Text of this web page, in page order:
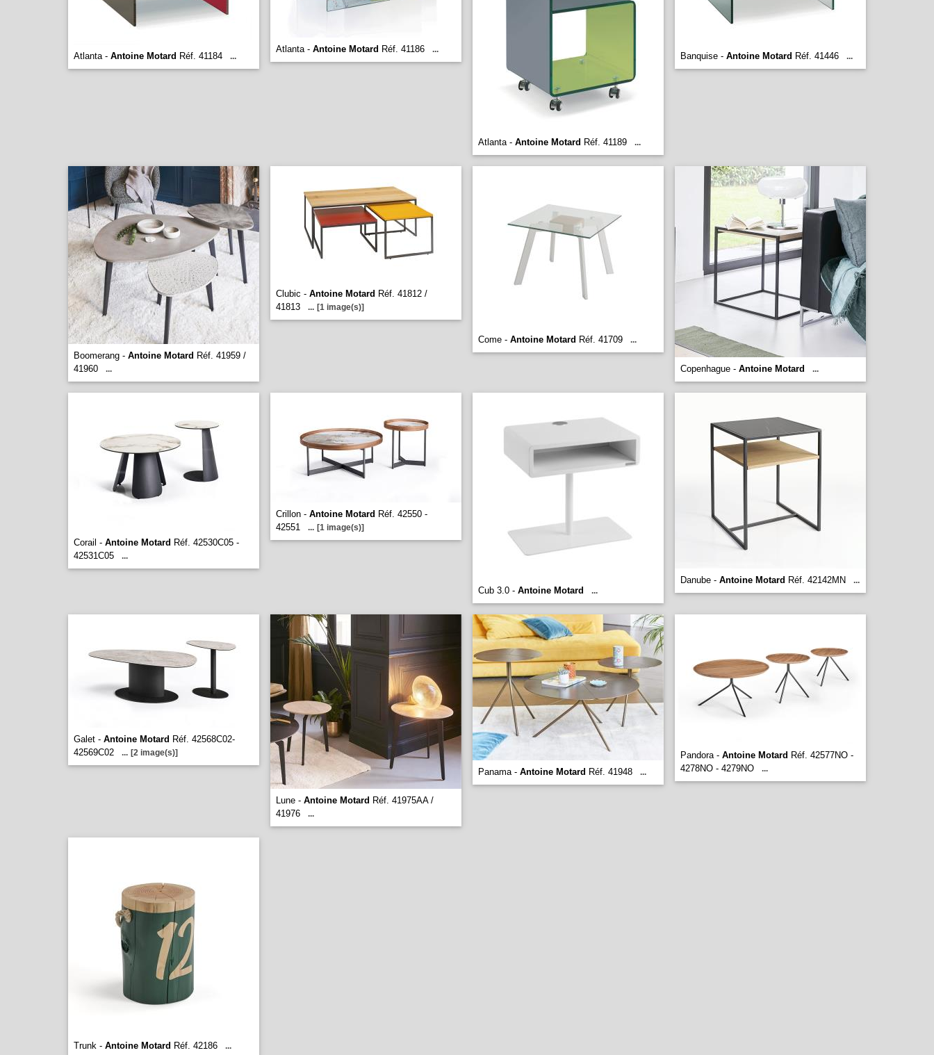
Atlanta - Antoine Motard Réf. 41184 ...
Atlanta - Antoine Motard Réf. 41186 ...
Atlanta - Antoine Motard Réf. 41189 ...
Banquise - Antoine Motard Réf. 41446 ...
Boomerang - Antoine Motard Réf. 41959 /
41960
...
Clubic - Antoine Motard Réf. 41812 /
41813
... [1 image(s)]
Come - Antoine Motard Réf. 41709 ...
Copenhague - Antoine Motard ...
Corail - Antoine Motard Réf. 42530C05 -
42531C05
...
Crillon - Antoine Motard Réf. 42550 -
42551
... [1 image(s)]
Cub 3.0 - Antoine Motard ...
Danube - Antoine Motard Réf. 42142MN ...
Galet - Antoine Motard Réf. 42568C02-
42569C02
... [2 image(s)]
Lune - Antoine Motard Réf. 41975AA /
41976
...
Panama - Antoine Motard Réf. 41948 ...
Pandora - Antoine Motard Réf. 42577NO -
4278ΝΟ - 4279ΝΟ
...
Trunk - Antoine Motard Réf. 42186 ...